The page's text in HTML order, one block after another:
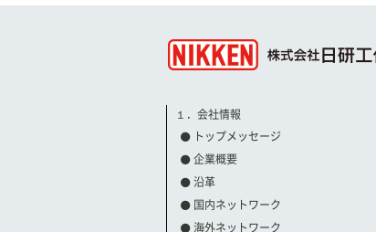
１．会社情報
トップメッセージ
企業概要
沿革
国内ネットワーク
海外ネットワーク